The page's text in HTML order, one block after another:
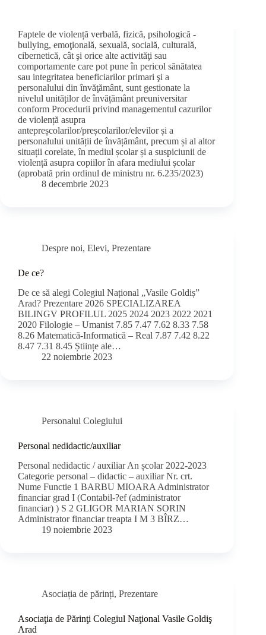
Faptele de violență verbală, fizică, psihologică -
bullying, emoţională, sexuală, socială, culturală,
cibernetică, cât şi orice alte activităţi sau
comportamente care pot pune în pericol sănătatea
sau integritatea beneficiarilor primari şi a
personalului din învăţământ, sunt gestionate la
nivelul unităților de învățământ preuniversitar
conform Procedurii privind managementul cazurilor
de violență asupra
antepreșcolarilor/preșcolarilor/elevilor și a
personalului unității de învățământ, precum și al altor
situații corelate, în mediul școlar și a suspiciunii de
violență asupra copiilor în afara mediului școlar
(aprobată prin ordinul de ministru nr. 6.235/2023)
8 decembrie 2023
Despre noi, Elevi, Prezentare
De ce?
De ce să alegi Colegiul Național „Vasile Goldiș”
Arad? Prezentare 2026 SPECIALIZAREA
BILINGV PROFILUL 2025 2024 2023 2022 2021
2020 Filologie – Umanist 7.85 7.47 7.62 8.33 7.58
8.26 Matematică-Informatică – Real 7.87 7.42 8.22
8.47 7.31 8.45 Științe ale…
22 noiembrie 2023
Personalul Colegiului
Personal nedidactic/auxiliar
Personal nedidactic / auxiliar An școlar 2022-2023
Categorie personal – didactic – auxiliar Nr. crt.
Nume Functie 1 BARBU MIOARA Administrator
financiar grad I (Contabil-?ef (administrator
financiar) ) S 2 GLIGOR MARIAN SORIN
Administrator financiar treapta I M 3 BÎRZ…
19 noiembrie 2023
Asociația de părinți, Prezentare
Asociaţia de Părinţi Colegiul Naţional Vasile Goldiş
Arad